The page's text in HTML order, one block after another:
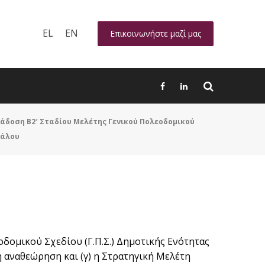
EL EN Επικοινωνήστε μαζί μας
Β2′ Σταδίου Μελέτης Γενικού Πολεοδομικού
Σχεδίου (Γ.Π.Σ.) Δημοτικής Ενότητας
και (γ) η Στρατηγική Μελέτη